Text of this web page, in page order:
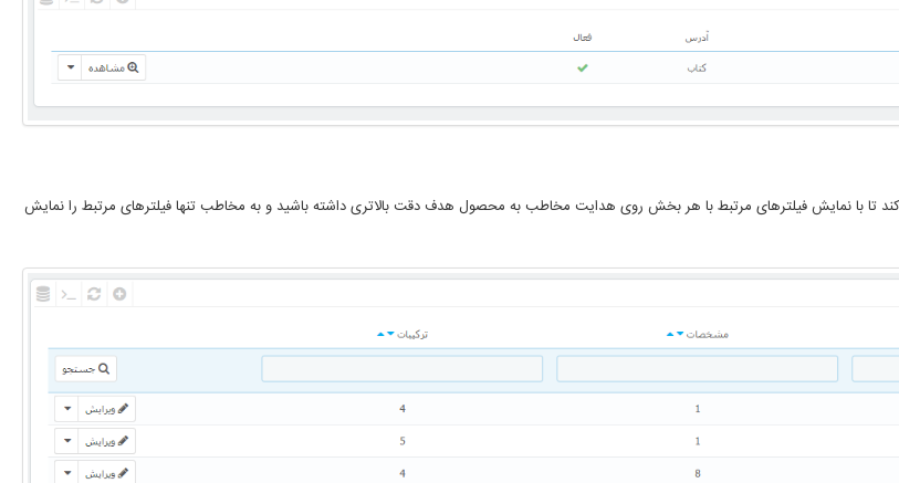
تا با نمایش فیلترهای مرتبط با هر بخش روی هدایت مخاطب به محصول هدف دقت بالاتری داشته باشید و به مخاطب تنها فیلترهای مرتبط را نمایش